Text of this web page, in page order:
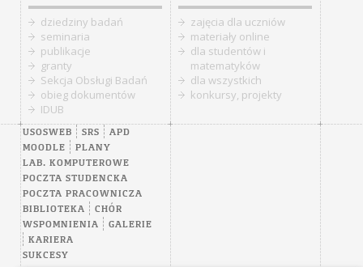
dziedziny badań
seminaria
publikacje
granty
Sekcja Obsługi Badań
obieg dokumentów
IDUB
zajęcia dla uczniów
materiały online
dla studentów i
matematyków
dla wszystkich
konkursy, projekty
USOSWEB SRS
APD
MOODLE
PLANY
LAB. KOMPUTEROWE
POCZTA STUDENCKA
POCZTA PRACOWNICZA
BIBLIOTEKA
CHÓR
WSPOMNIENIA
GALERIE
KARIERA
SUKCESY